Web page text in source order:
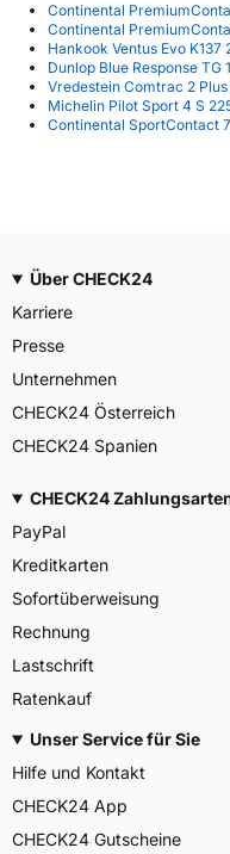
Continental
Continental
Hankook Ventus Evo
Dunlop Blue Response TG
Vredestein Comtrac 2 Plus
Michelin Pilot Sport 4 S
Continental SportContact
Über CHECK24
Karriere
Presse
Unternehmen
CHECK24 Österreich
CHECK24 Spanien
CHECK24
PayPal
Kreditkarten
Sofortüberweisung
Rechnung
Lastschrift
Ratenkauf
Unser Service für Sie
Hilfe und Kontakt
CHECK24 App
CHECK24 Gutscheine